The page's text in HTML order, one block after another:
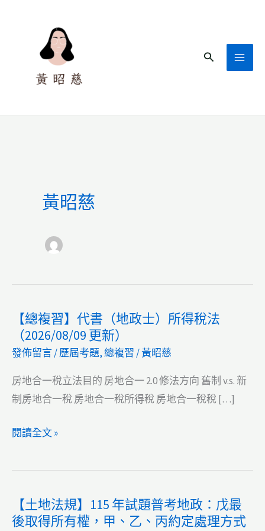
搜
黃昭慈
【總複習】代書（地政士）所得稅法
（2026/08/09 更新）
發佈留言/歷屆考題,總複習 /黃昭慈
房地合一稅立法目的 房地合一 2.0 修法方向 舊制 v.s. 新
制房地合一稅 房地合一稅所得稅 房地合一稅稅 […]
【總
習】
（地
閱讀全文 »
【土地法規】115 年試題普考地政：戊最
後取得所有權，甲、乙、丙約定處理方式